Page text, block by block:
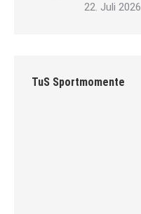
22. Juli 2026
TuS Sportmomente